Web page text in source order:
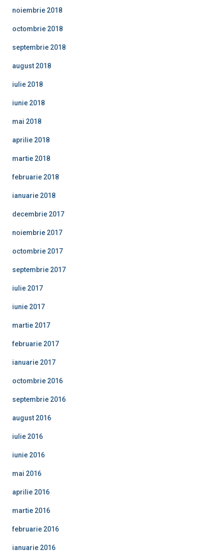
noiembrie 2018
octombrie 2018
septembrie 2018
august 2018
iulie 2018
iunie 2018
mai 2018
aprilie 2018
martie 2018
februarie 2018
ianuarie 2018
decembrie 2017
noiembrie 2017
octombrie 2017
septembrie 2017
iulie 2017
iunie 2017
martie 2017
februarie 2017
ianuarie 2017
octombrie 2016
septembrie 2016
august 2016
iulie 2016
iunie 2016
mai 2016
aprilie 2016
martie 2016
februarie 2016
ianuarie 2016